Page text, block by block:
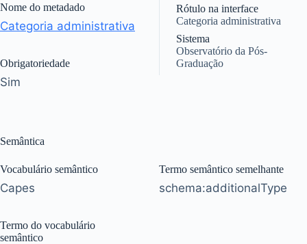
Nome do metadado
Categoria administrativa
Obrigatoriedade
Sim
Rótulo na interface
Categoria administrativa
Sistema
Observatório da Pós-
Graduação
Semântica
Vocabulário semântico
Capes
Termo do vocabulário
semântico
Termo semântico semelhante
schema:additionalType